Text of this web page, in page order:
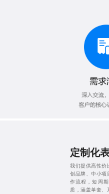
定制化
我们提供高性价
创品牌、中小项
作流程，短周
质，涵盖单套、